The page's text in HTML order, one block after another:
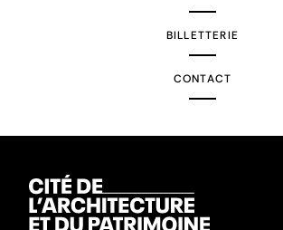
BILLETTERIE
CONTACT